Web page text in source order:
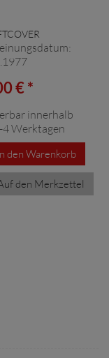
€ *
innerhalb
4 Werktagen
den Warenkorb
den Merkzettel